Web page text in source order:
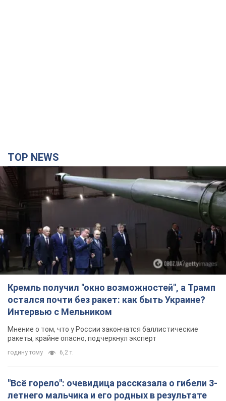
TOP NEWS
Кремль получил "окно возможностей", а Трамп
остался почти без ракет: как быть Украине?
Интервью с Мельником
Мнение о том, что у России закончатся баллистические
ракеты, крайне опасно, подчеркнул эксперт
годину тому 6,2 т.
"Всё горело": очевидица рассказала о гибели 3-
летнего мальчика и его родных в результате